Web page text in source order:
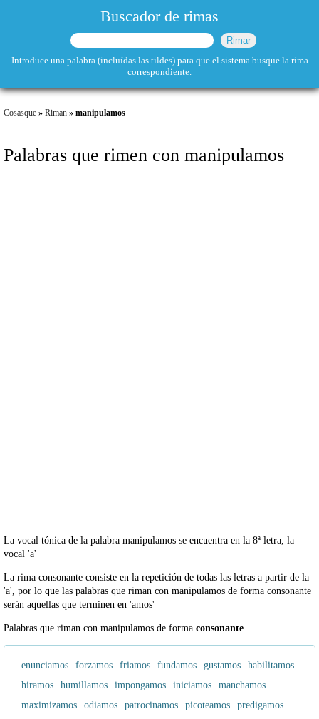
Buscador de rimas
Introduce una palabra (incluídas las tildes) para que el sistema busque la rima
correspondiente.
Cosasque » Riman » manipulamos
Palabras que rimen con manipulamos
La vocal tónica de la palabra manipulamos se encuentra en la 8ª letra, la
vocal 'a'
La rima consonante consiste en la repetición de todas las letras a partir de la
'a', por lo que las palabras que riman con manipulamos de forma consonante
serán aquellas que terminen en 'amos'
Palabras que riman con manipulamos de forma consonante
enunciamos forzamos friamos fundamos gustamos
habilitamos
hiramos
humillamos impongamos iniciamos
manchamos
maximizamos
odiamos patrocinamos picoteamos
predigamos